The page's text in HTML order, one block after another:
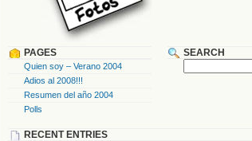
PAGES
Quien soy – Verano 2004
Adios al 2008!!!
Resumen del año 2004
Polls
SEARCH
RECENT ENTRIES